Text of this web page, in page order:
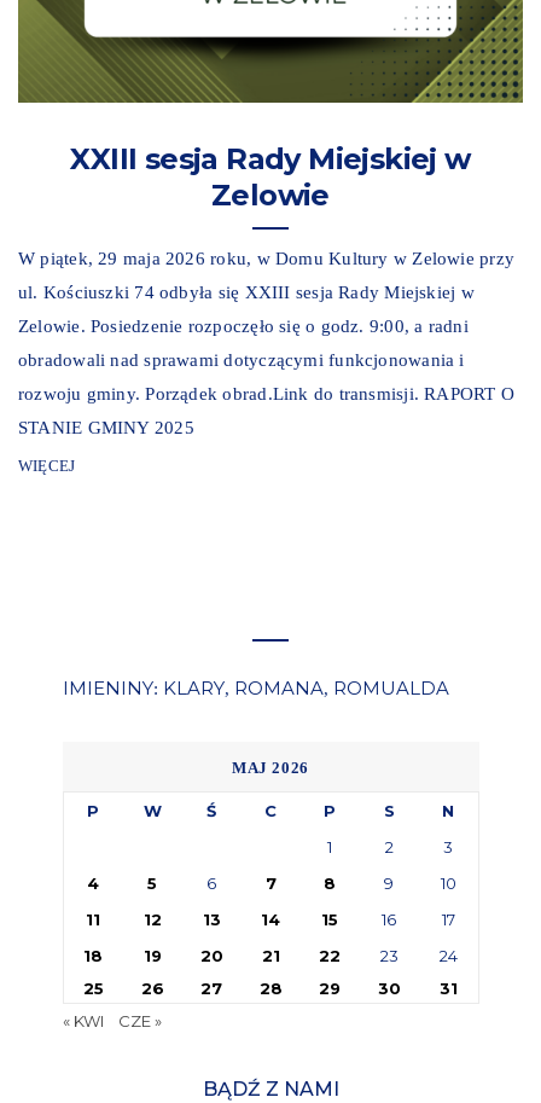
XXIII sesja Rady Miejskiej w
Zelowie
W piątek, 29 maja 2026 roku, w Domu Kultury w Zelowie przy
ul. Kościuszki 74 odbyła się XXIII sesja Rady Miejskiej w
Zelowie. Posiedzenie rozpoczęło się o godz. 9:00, a radni
obradowali nad sprawami dotyczącymi funkcjonowania i
rozwoju gminy. Porządek obrad.Link do transmisji. RAPORT O
STANIE GMINY 2025
WIĘCEJ
IMIENINY: KLARY, ROMANA, ROMUALDA
MAJ 2026
P W Ś C P S
N
1
2
3
4
5 6 7 8 9
10
11
12 13 14 15 16
17
18
19 20 21 22 23
24
25
26 27 28 29 30
31
« KWI
CZE »
BĄDŹ Z NAMI